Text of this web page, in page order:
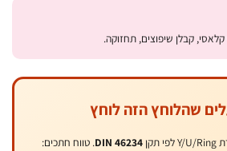
שיפוצים, תחזוקה.
הזה לוחץ
DIN 46234. טווח חתכים: